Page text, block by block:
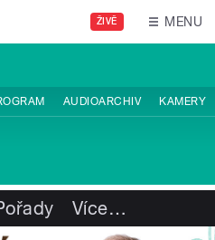
ŽIVĚ MENU
AUDIOARCHIV KAMERY
Více…